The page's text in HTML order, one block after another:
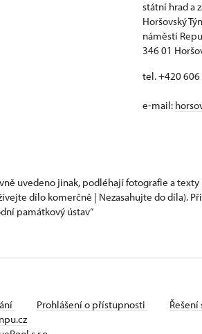
státní hrad a
Horšovský Týn
náměstí
346 01
tel. +420 606
e-mail:
uvedeno jinak, podléhají fotografie a texty
dílo komerčně | Nezasahujte do díla).
památkový ústav“
Prohlášení o přístupnosti